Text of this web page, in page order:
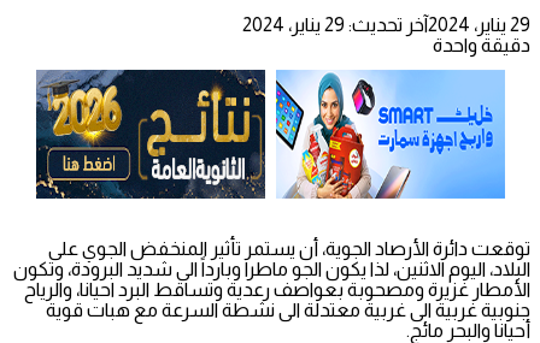
29 يناير، 2024
آخر تحديث: 29 يناير، 2024
دقيقة واحدة
توقعت دائرة الأرصاد الجوية، أن يستمر تأثير المنخفض الجوي على
البلاد، اليوم الاثنين، لذا يكون الجو ماطرا وبارداً الى شديد البرودة، وتكون
الأمطار غزيرة ومصحوبة بعواصف رعدية وتساقط البرد احيانا، والرياح
جنوبية غربية الى غربية معتدلة الى نشطة السرعة مع هبات قوية
أحيانا والبحر مائج.